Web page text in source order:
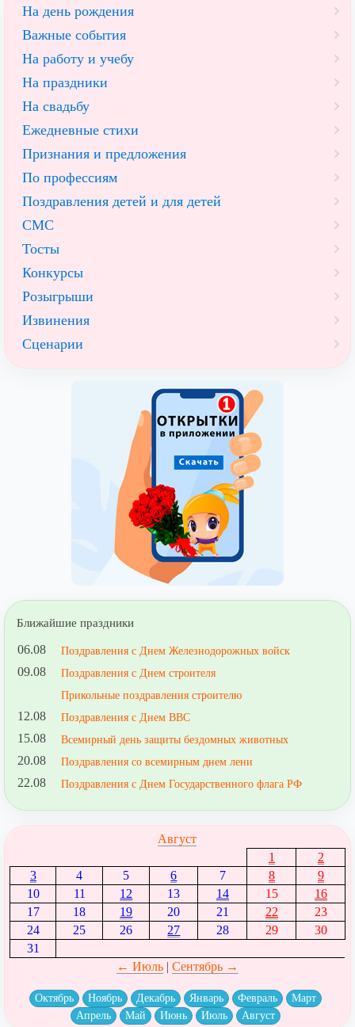
На день рождения
Важные события
На работу и учебу
На праздники
На свадьбу
Ежедневные стихи
Признания и предложения
По профессиям
Поздравления детей и для детей
СМС
Тосты
Конкурсы
Розыгрыши
Извинения
Сценарии
Ближайшие праздники
06.08 Поздравления с Днем Железнодорожных войск
09.08
Поздравления с Днем строителя
Прикольные поздравления строителю
12.08 Поздравления с Днем ВВС
15.08 Всемирный день защиты бездомных животных
20.08 Поздравления со всемирным днем лени
22.08 Поздравления с Днем Государственного флага РФ
Август
1
2
3
4 5 6 7 8
9
10
11 12 13 14 15
16
17
18 19 20 21 22
23
24
25 26 27 28 29
30
31
← Июль| Сентябрь →
Октябрь Ноябрь Декабрь Январь Февраль
Март
Апрель
Май Июнь Июль Август